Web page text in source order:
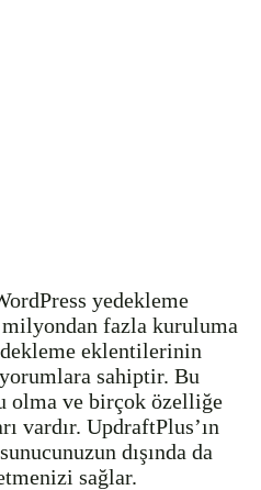
yedekleme
fazla kuruluma
eklentilerinin
sahiptir. Bu
olma ve birçok özelliğe
vardır. UpdraftPlus’ın
dışında da
sağlar.